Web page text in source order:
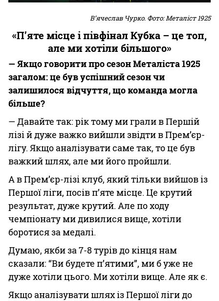
В’ячеслав Чурко. Фото: Металіст 1925
«П’яте місце і півфінал Кубка – це топ,
але ми хотіли більшого»
— Якщо говорити про сезон Металіста 1925
загалом: це був успішний сезон чи
залишилося відчуття, що команда могла
більше?
— Давайте так: рік тому ми грали в Першій
лізі й дуже важко вийшли звідти в Прем’єр-
лігу. Якщо аналізувати саме так, то це був
важкий шлях, але ми його пройшли.
А в Прем’єр-лізі клуб, який тільки вийшов із
Першої ліги, посів п’яте місце. Це крутий
результат, дуже крутий. Але по ходу
чемпіонату ми дивилися вище, хотіли
боротися за медалі.
Думаю, якби за 7-8 турів до кінця нам
сказали: “Ви будете п’ятими”, ми б уже не
дуже хотіли цього. Ми хотіли вище. Але як є.
Якщо аналізувати шлях із Першої ліги до